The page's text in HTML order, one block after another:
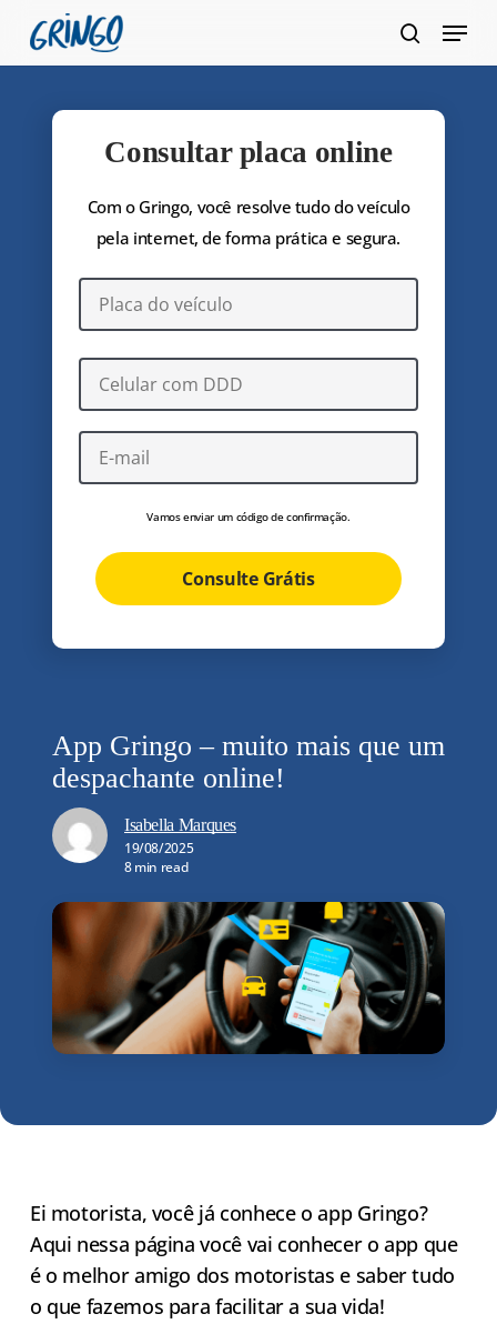
Pular
para
conteúdo
Menu
Consultar placa online
Com o Gringo, você resolve tudo do veículo
pela internet, de forma prática e segura.
Vamos enviar um código de confirmação.
Consulte Grátis
App Gringo – muito mais que um
despachante online!
Isabella Marques
19/08/2025
8 min read
Ei motorista, você já conhece o app Gringo?
Aqui nessa página você vai conhecer o app que
é o melhor amigo dos motoristas e saber tudo
o que fazemos para facilitar a sua vida!